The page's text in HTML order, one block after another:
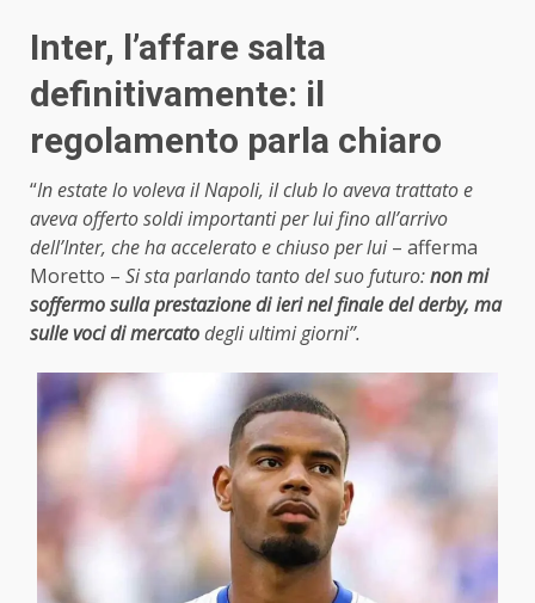
Inter, l’affare salta
definitivamente: il
regolamento parla chiaro
“In estate lo voleva il Napoli, il club lo aveva trattato e
aveva offerto soldi importanti per lui fino all’arrivo
dell’Inter, che ha accelerato e chiuso per lui– afferma
Moretto – Si sta parlando tanto del suo futuro:non mi
soffermo sulla prestazione di ieri nel finale del derby, ma
sulle voci di mercatodegli ultimi giorni”.